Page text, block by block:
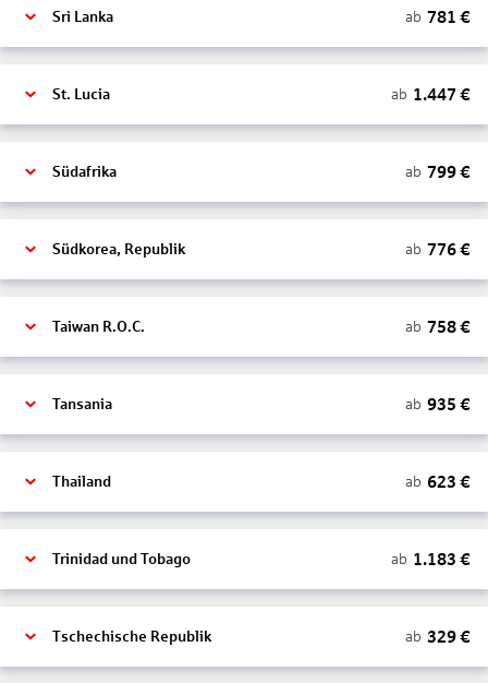
Sri Lanka ab 781 €
St. Lucia ab 1.447 €
Südafrika ab 799€
Südkorea, Republik ab 776€
Taiwan R.O.C. ab 758€
Tansania ab 935 €
Thailand ab 623 €
Trinidad und Tobago ab 1.183 €
Tschechische Republik ab 329€